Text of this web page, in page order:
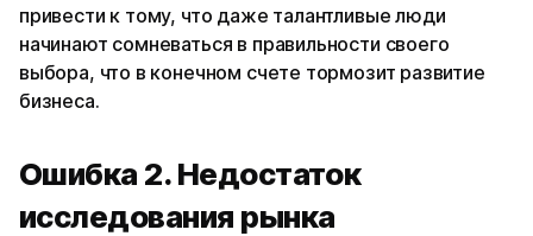
привести к тому, что даже талантливые люди
начинают сомневаться в правильности своего
выбора, что в конечном счете тормозит развитие
бизнеса.
Ошибка 2. Недостаток
исследования рынка